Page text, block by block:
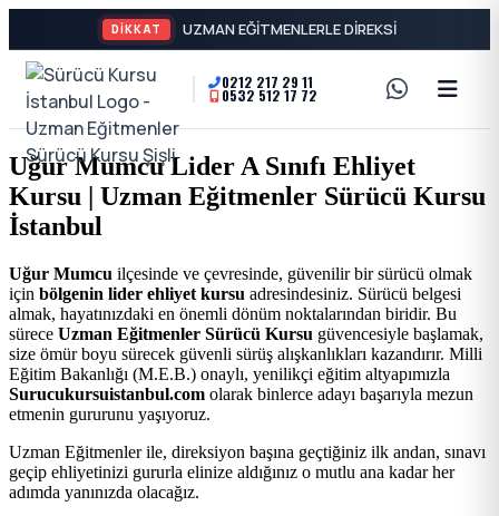
DİKKAT
Sürücü
Kursu
İstanbul
-
Şişli
En
İyi
Ehliyet
A2
Motor
Ehliyeti
ve
Özel
Direksiyon
Dersi
0212 217 29 11
0532 512 17 72
Uğur Mumcu Lider A Sınıfı Ehliyet
Kursu | Uzman Eğitmenler Sürücü Kursu
İstanbul
Uğur Mumcu ilçesinde ve çevresinde, güvenilir bir sürücü olmak
için bölgenin lider ehliyet kursu adresindesiniz. Sürücü belgesi
almak, hayatınızdaki en önemli dönüm noktalarından biridir. Bu
sürece Uzman Eğitmenler Sürücü Kursu güvencesiyle başlamak,
size ömür boyu sürecek güvenli sürüş alışkanlıkları kazandırır. Milli
Eğitim Bakanlığı (M.E.B.) onaylı, yenilikçi eğitim altyapımızla
Surucukursuistanbul.com olarak binlerce adayı başarıyla mezun
etmenin gururunu yaşıyoruz.
Uzman Eğitmenler ile, direksiyon başına geçtiğiniz ilk andan, sınavı
geçip ehliyetinizi gururla elinize aldığınız o mutlu ana kadar her
adımda yanınızda olacağız.